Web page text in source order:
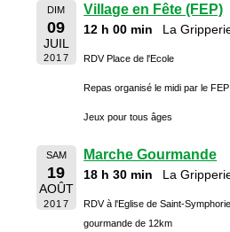
DIM
09
JUIL
2017
Village en Fête (FEP)
12 h 00 min La
RDV Place de l'Ecole
Repas organisé le midi par le
Jeux pour tous âges
SAM
19
AOÛT
2017
Marche Gourmande
18 h 30 min La
RDV à l'Eglise de Saint-
gourmande de 12km